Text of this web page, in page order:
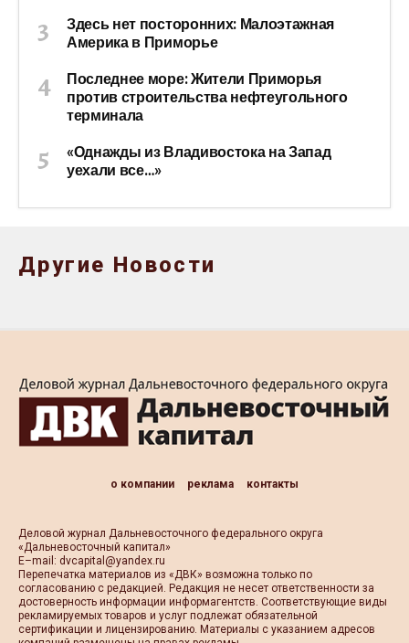
Здесь нет посторонних: Малоэтажная
Америка в Приморье
Последнее море: Жители Приморья
против строительства нефтеугольного
терминала
«Однажды из Владивостока на Запад
уехали все…»
Другие Новости
о компании реклама контакты
Деловой журнал Дальневосточного федерального округа
«Дальневосточный капитал»
Е–mail: dvcapital@yandex.ru
Перепечатка материалов из «ДВК» возможна только по
согласованию с редакцией. Редакция не несет ответственности за
достоверность информации информагентств. Соответствующие виды
рекламируемых товаров и услуг подлежат обязательной
сертификации и лицензированию. Материалы с указанием адресов